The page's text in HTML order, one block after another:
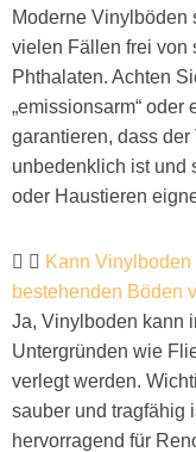
Moderne Vinylböden
vielen Fällen frei von
Phthalaten. Achten
„emissionsarm“
garantieren, dass
unbedenklich ist und
oder Haustieren
Kann
bestehenden Böden
Ja, Vinylboden kann
Untergründen wie
verlegt werden.
sauber und tragfähig
hervorragend für